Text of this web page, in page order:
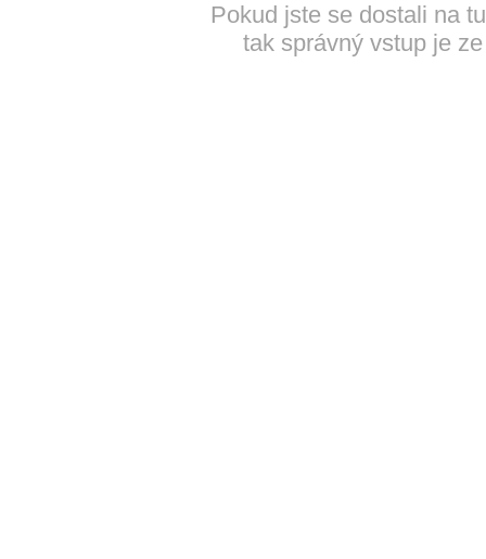
Pokud jste se dostali na
tak správný vstup je